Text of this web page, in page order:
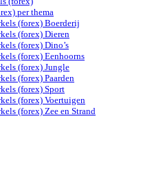
per thema
(forex) Boerderij
(forex) Dieren
(forex) Dino’s
(forex) Eenhoorns
(forex) Jungle
(forex) Paarden
(forex) Sport
(forex) Voertuigen
(forex) Zee en Strand